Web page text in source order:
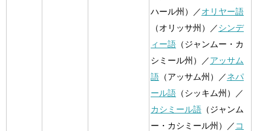
ハール州）／オリヤー語
（オリッサ州）／シンデ
ィー語 （ジャンムー・カ
シミール州）／アッサム
語 （アッサム州）／ネパ
ール語 （シッキム州）／
カシミール語 （ジャンム
ー・カシミール州）／ コ